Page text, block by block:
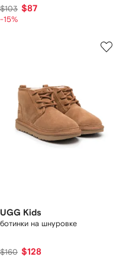
$103 $87
-15%
UGG Kids
ботинки на шнуровке
$160 $128